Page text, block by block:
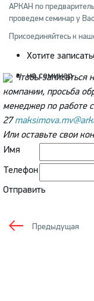
АРКАН по
проведем семинар у
Присоединяйтесь к
Хотите
на семинар
Чтобы записаться
компании, просьба
менеджер по работе
27
Или оставьте свои
Имя
Телефон
Отправить
Предыдущая